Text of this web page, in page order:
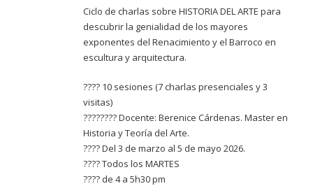
Ciclo de charlas sobre HISTORIA DEL ARTE para
descubrir la genialidad de los mayores
exponentes del Renacimiento y el Barroco en
escultura y arquitectura.
???? 10 sesiones (7 charlas presenciales y 3
visitas)
????‍???? Docente: Berenice Cárdenas. Master en
Historia y Teoría del Arte.
???? Del 3 de marzo al 5 de mayo 2026.
???? Todos los MARTES
???? de 4 a 5h30 pm